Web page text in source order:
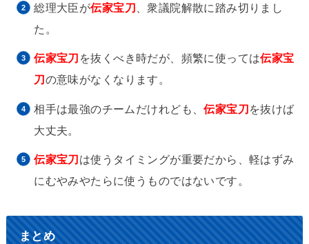
総理大臣が伝家宝刀 、衆議院解散に踏み切りまし
た。
伝家宝刀 を抜くべき時だが、頻繁に使っては伝家宝
刀 の意味がなくなります。
相手は最強のチームだけれども、伝家宝刀を抜けば
大丈夫。
伝家宝刀 は使うタイミングが重要だから、軽はずみ
にむやみやたらに使うものではないです。
まとめ